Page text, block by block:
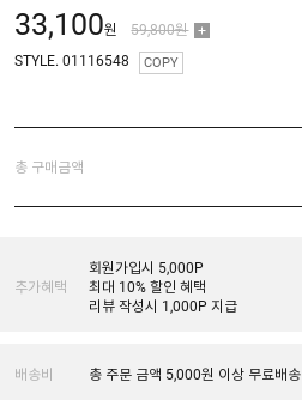
33,100원 59,800원
STYLE. 01116548 COPY
총 구매금액
추가혜택
회원가입시 5,000P
최대 10% 할인 혜택
리뷰 작성시 1,000P 지급
배송비 총 주문 금액 5,000원 이상 무료배송